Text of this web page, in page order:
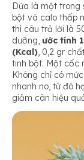
Dứa là một trong
bột và calo thấp
thì câu trả lời là
dưỡng, ước tính
(Kcal), 0,2 gr
tinh bột. Một cốc
Không chỉ có
nhanh no, từ đó
giảm cân hiệu